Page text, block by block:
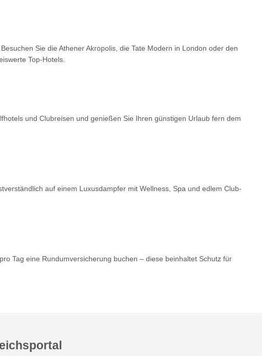
Sie die Athener Akropolis, die Tate Modern in London oder den
Top-Hotels.
und Clubreisen und genießen Sie Ihren günstigen Urlaub fern dem
auf einem Luxusdampfer mit Wellness, Spa und edlem Club-
Tag eine Rundumversicherung buchen – diese beinhaltet Schutz für